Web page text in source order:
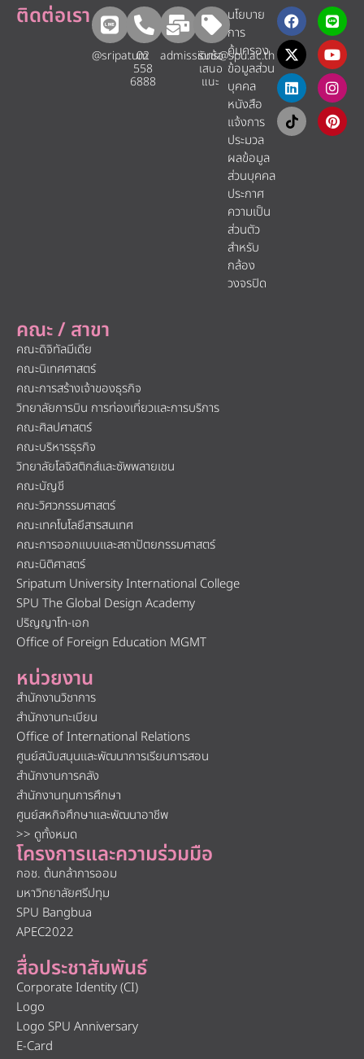
คณะ / สาขา
คณะดิจิทัลมีเดีย
คณะนิเทศศาสตร์
คณะการสร้างเจ้าของธุรกิจ
วิทยาลัยการบิน การท่องเที่ยวและการบริการ
คณะศิลปศาสตร์
คณะบริหารธุรกิจ
วิทยาลัยโลจิสติกส์และซัพพลายเชน
คณะบัญชี
คณะวิศวกรรมศาสตร์
คณะเทคโนโลยีสารสนเทศ
คณะการออกแบบและสถาปัตยกรรมศาสตร์
คณะนิติศาสตร์
Sripatum University International College
SPU The Global Design Academy
ปริญญาโท-เอก
Office of Foreign Education MGMT
หน่วยงาน
สำนักงานวิชาการ
สำนักงานทะเบียน
Office of International Relations
ศูนย์สนับสนุนและพัฒนาการเรียนการสอน
สำนักงานการคลัง
สำนักงานทุนการศึกษา
ศูนย์สหกิจศึกษาและพัฒนาอาชีพ
>> ดูทั้งหมด
โครงการและความร่วมมือ
กอช. ต้นกล้าการออม
มหาวิทยาลัยศรีปทุม
SPU Bangbua
APEC2022
สื่อประชาสัมพันธ์
Corporate Identity (CI)
Logo
Logo SPU Anniversary
E-Card
ติดต่อเรา
@sripatum
02
558
6888
admissions@spu.ac.th
รับข้อ
เสนอ
แนะ​
นโยบาย
การ
คุ้มครอง
ข้อมูลส่วน
บุคคล
หนังสือ
แจ้งการ
ประมวล
ผลข้อมูล
ส่วนบุคคล
ประกาศ
ความเป็น
ส่วนตัว
สำหรับ
กล้อง
วงจรปิด